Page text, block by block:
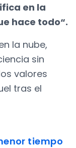
en la
hace todo“.
sin
valores
tras el